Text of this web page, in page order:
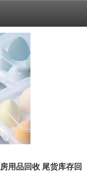
用品回收 尾货库存回